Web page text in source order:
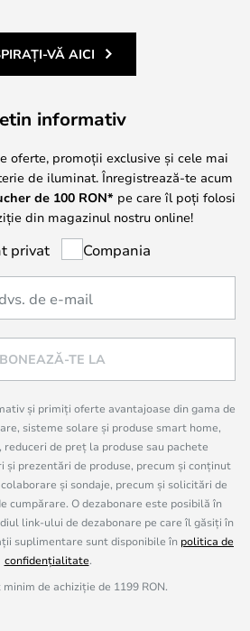
VĂ AICI
informativ
oferte, promoții exclusive și cele mai
de iluminat. Înregistrează-te acum
de 100 RON* pe care îl poți folosi
din magazinul nostru online!
privat Compania
TE LA
și primiți oferte avantajoase din gama de
sisteme solare și produse smart home,
reduceri de preț la produse sau pachete
și prezentări de produse, precum și conținut
și sondaje, precum și solicitări de
cumpărare. O dezabonare este posibilă în
link-ului de dezabonare pe care îl găsiți în
suplimentare sunt disponibile în politica de
confidențialitate.
de achiziție de 1199 RON.